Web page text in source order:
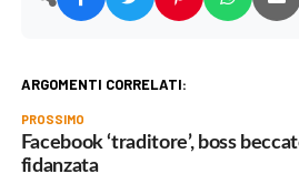
ARGOMENTI CORRELATI:
PROSSIMO
Facebook ‘traditore’, boss
fidanzata